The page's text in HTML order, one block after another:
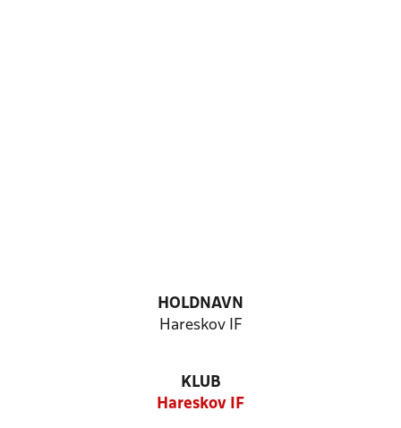
HOLDNAVN
Hareskov IF
KLUB
Hareskov IF